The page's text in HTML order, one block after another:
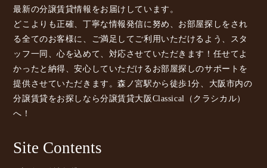
最新の分譲賃貸情報をお届けしています。
どこよりも正確、丁寧な情報発信に努め、お部屋探しをされ
る全てのお客様に、ご満足してご利用いただけるよう、スタ
ッフ一同、心を込めて、対応させていただきます！任せてよ
かったと納得、安心していただけるお部屋探しのサポートを
提供させていただきます。森ノ宮駅から徒歩1分、大阪市内の
分譲賃貸をお探しなら分譲賃貸大阪Classical（クラシカル）
へ！
Site Contents